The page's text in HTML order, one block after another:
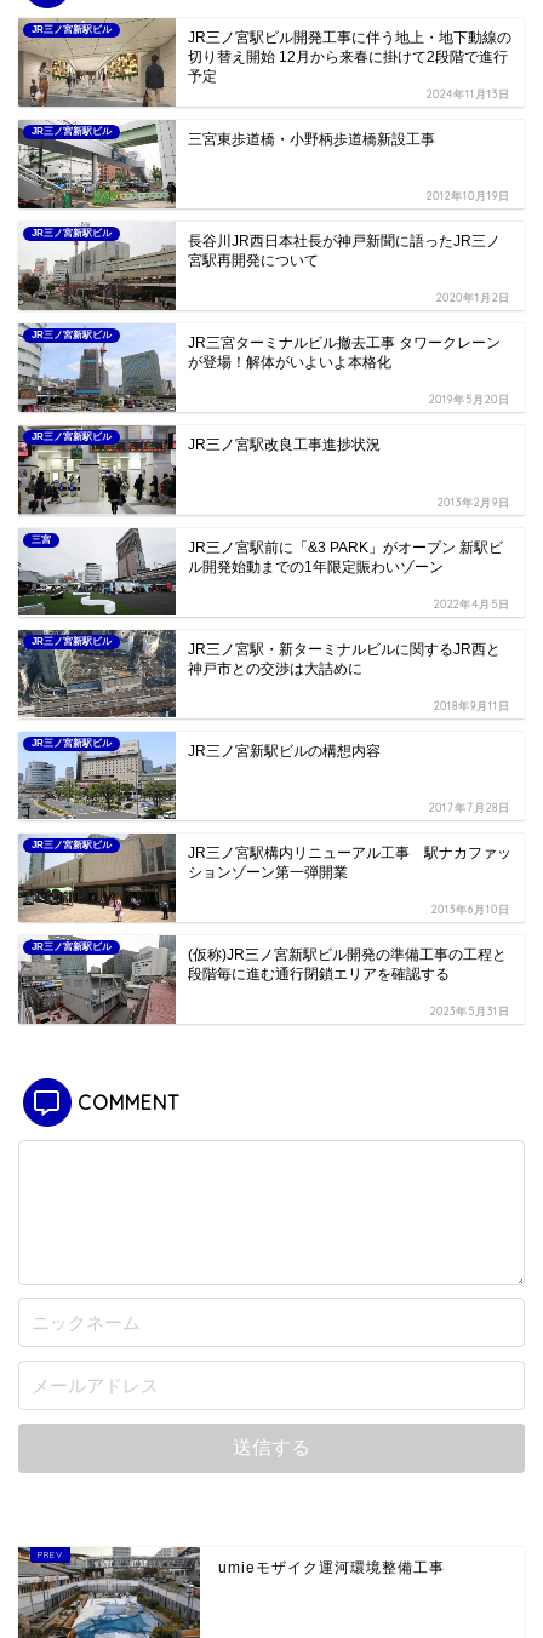
JR三ノ宮新駅ビル
JR三ノ宮駅ビル開発工事に伴う地上・地下動線の
切り替え開始 12月から来春に掛けて2段階で進行
予定
2024年11月13日
JR三ノ宮新駅ビル 三宮東歩道橋・小野柄歩道橋新設工事
2012年10月19日
JR三ノ宮新駅ビル
長谷川JR西日本社長が神戸新聞に語ったJR三ノ
宮駅再開発について
2020年1月2日
JR三ノ宮新駅ビル
JR三宮ターミナルビル撤去工事 タワークレーン
が登場！解体がいよいよ本格化
2019年5月20日
JR三ノ宮新駅ビル JR三ノ宮駅改良工事進捗状況
2013年2月9日
三宮
JR三ノ宮駅前に「&3 PARK」がオープン 新駅ビ
ル開発始動までの1年限定賑わいゾーン
2022年4月5日
JR三ノ宮新駅ビル
JR三ノ宮駅・新ターミナルビルに関するJR西と
神戸市との交渉は大詰めに
2018年9月11日
JR三ノ宮新駅ビル JR三ノ宮新駅ビルの構想内容
2017年7月28日
JR三ノ宮新駅ビル
JR三ノ宮駅構内リニューアル工事 駅ナカファッ
ションゾーン第一弾開業
2013年6月10日
JR三ノ宮新駅ビル
(仮称)JR三ノ宮新駅ビル開発の準備工事の工程と
段階毎に進む通行閉鎖エリアを確認する
2023年5月31日
COMMENT
umieモザイク運河環境整備工事